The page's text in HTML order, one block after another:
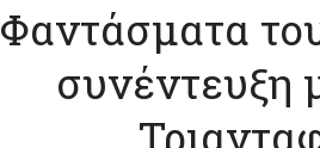
Φαντάσματα
συνέντευξη